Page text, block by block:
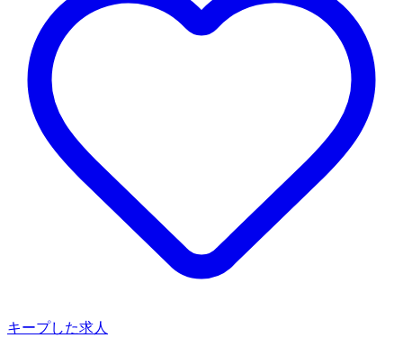
キープした求人